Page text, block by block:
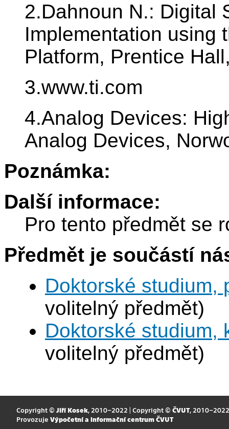
2.Dahnoun N.: Digital
Implementation using
Platform, Prentice
3.www.ti.com
4.Analog Devices:
Analog Devices,
Poznámka:
Další informace:
Pro tento předmět se
Předmět je součástí
Doktorské studium,
volitelný předmět)
Doktorské studium,
volitelný předmět)
Copyright © Jiří Kosek, 2010–2022 | Copyright © ČVUT, 2010–2022
Provozuje Výpočetní a informační centrum ČVUT